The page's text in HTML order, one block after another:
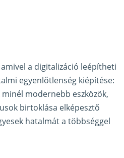
a digitalizáció leépítheti
egyenlőtlenség kiépítése:
modernebb eszközök,
birtoklása elképesztő
hatalmát a többséggel